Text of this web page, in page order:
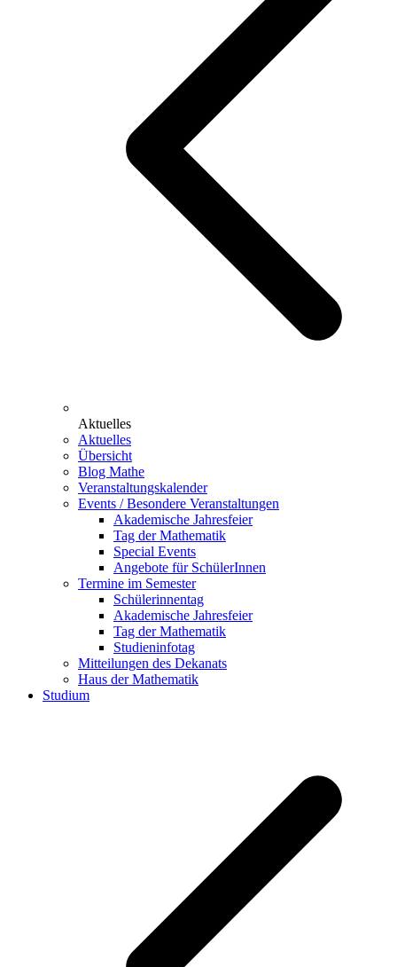
Aktuelles
Aktuelles
Übersicht
Blog Mathe
Veranstaltungskalender
Events / Besondere Veranstaltungen
Akademische Jahresfeier
Tag der Mathematik
Special Events
Angebote für SchülerInnen
Termine im Semester
Schülerinnentag
Akademische Jahresfeier
Tag der Mathematik
Studieninfotag
Mitteilungen des Dekanats
Haus der Mathematik
Studium